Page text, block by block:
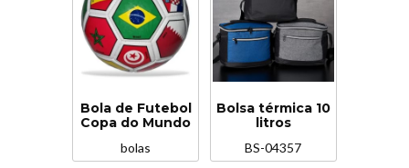
Bola de Futebol
Copa do Mundo
bolas
Bolsa térmica 10
litros
BS-04357